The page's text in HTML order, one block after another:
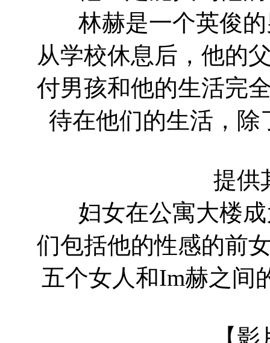
林赫是一个英俊的
从学校休息后，他的
付男孩和他的生活完
待在他们的生活，
提供
妇女在公寓大楼成
们包括他的性感的前
五个女人和Im赫之间
【